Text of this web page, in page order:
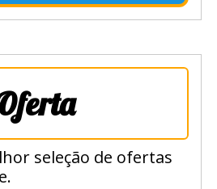
seleção de ofertas